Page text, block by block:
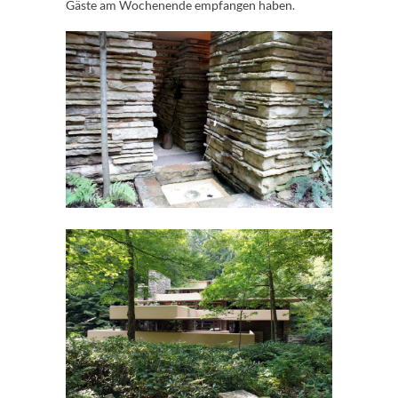
Gäste am Wochenende empfangen haben.